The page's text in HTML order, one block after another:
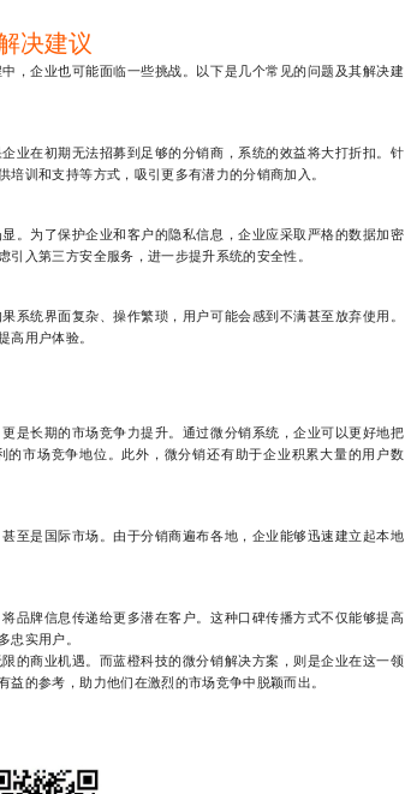
决建议
，企业也可能面临一些挑战。以下是几个常见的问题及其解决建
业在初期无法招募到足够的分销商，系统的效益将大打折扣。针
训和支持等方式，吸引更多有潜力的分销商加入。
。为了保护企业和客户的隐私信息，企业应采取严格的数据加密
入第三方安全服务，进一步提升系统的安全性。
系统界面复杂、操作繁琐，用户可能会感到不满甚至放弃使用。
高用户体验。
是长期的市场竞争力提升。通过微分销系统，企业可以更好地把
市场竞争地位。此外，微分销还有助于企业积累大量的用户数
至是国际市场。由于分销商遍布各地，企业能够迅速建立起本地
品牌信息传递给更多潜在客户。这种口碑传播方式不仅能够提高
忠实用户。
的商业机遇。而蓝橙科技的微分销解决方案，则是企业在这一领
的参考，助力他们在激烈的市场竞争中脱颖而出。